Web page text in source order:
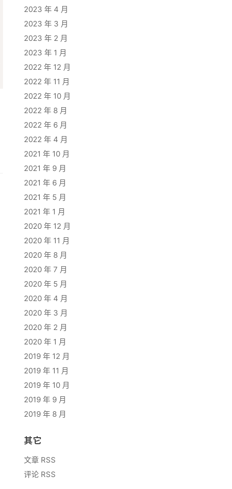
>
2023 年 4 月
2023 年 3 月
2023 年 2 月
2023 年 1 月
2022 年 12 月
2022 年 11 月
2022 年 10 月
2022 年 8 月
2022 年 6 月
2022 年 4 月
2021 年 10 月
2021 年 9 月
2021 年 6 月
2021 年 5 月
2021 年 1 月
2020 年 12 月
2020 年 11 月
2020 年 8 月
2020 年 7 月
2020 年 5 月
2020 年 4 月
2020 年 3 月
2020 年 2 月
2020 年 1 月
2019 年 12 月
2019 年 11 月
2019 年 10 月
2019 年 9 月
2019 年 8 月
其它
文章 RSS
评论 RSS